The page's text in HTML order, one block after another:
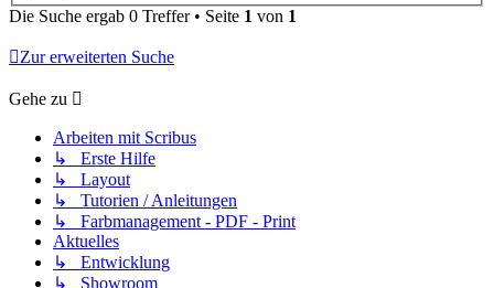
Die Suche ergab 0 Treffer • Seite 1 von 1
Zur erweiterten Suche
Gehe zu
Arbeiten mit Scribus
↳ Erste Hilfe
↳ Layout
↳ Tutorien / Anleitungen
↳ Farbmanagement - PDF - Print
Aktuelles
↳ Entwicklung
↳ Showroom